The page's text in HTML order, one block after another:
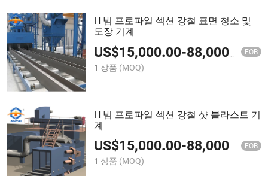
H 빔 프로파일 섹션 강철 표면 청소 및
도장 기계
US$15,000.00-88,000.00 FOB
1 상품 (MOQ)
H 빔 프로파일 섹션 강철 샷 블라스트 기
계
US$15,000.00-88,000.00 FOB
1 상품 (MOQ)